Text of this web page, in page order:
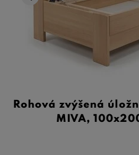
Rohová zvýšená
MIVA,